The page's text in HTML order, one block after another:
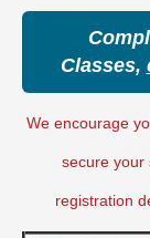
Classes,
We encourage
secure your
registration